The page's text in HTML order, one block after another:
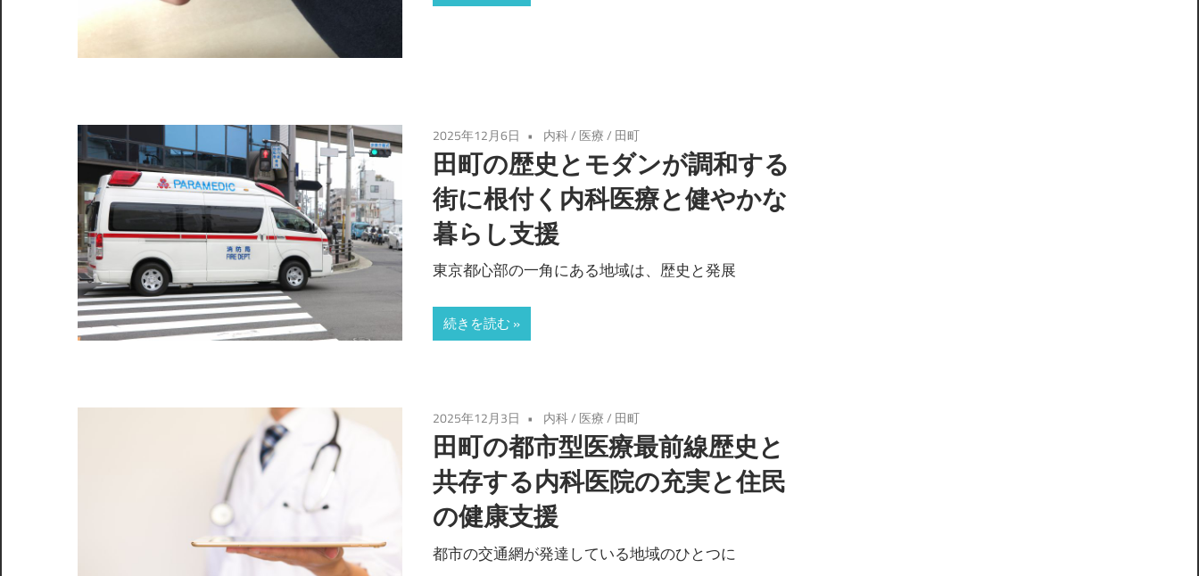
2025年12月6日 内科/ 医療/ 田町
田町の歴史とモダンが調和する
街に根付く内科医療と健やかな
暮らし支援
東京都心部の一角にある地域は、歴史と発展
続きを読む
2025年12月3日 内科/ 医療/ 田町
田町の都市型医療最前線歴史と
共存する内科医院の充実と住民
の健康支援
都市の交通網が発達している地域のひとつに